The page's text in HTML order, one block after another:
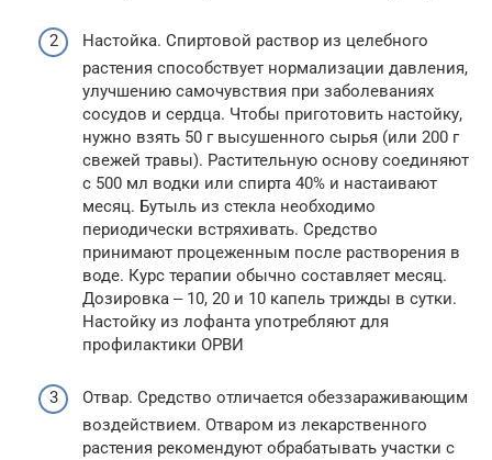
Настойка. Спиртовой раствор из целебного
растения способствует нормализации давления,
улучшению самочувствия при заболеваниях
сосудов и сердца. Чтобы приготовить настойку,
нужно взять 50 г высушенного сырья (или 200 г
свежей травы). Растительную основу соединяют
с 500 мл водки или спирта 40% и настаивают
месяц. Бутыль из стекла необходимо
периодически встряхивать. Средство
принимают процеженным после растворения в
воде. Курс терапии обычно составляет месяц.
Дозировка ‒ 10, 20 и 10 капель трижды в сутки.
Настойку из лофанта употребляют для
профилактики ОРВИ
Отвар. Средство отличается обеззараживающим
воздействием. Отваром из лекарственного
растения рекомендуют обрабатывать участки с